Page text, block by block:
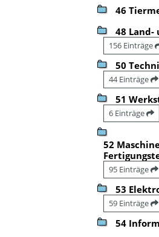
46
48
156 Einträge
50
44 Einträge
51
6 Einträge
52
95 Einträge
53
59 Einträge
54